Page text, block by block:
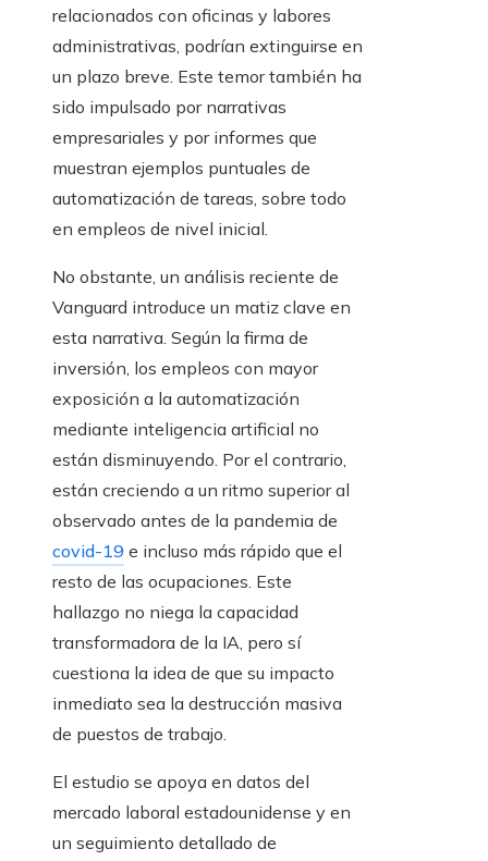
relacionados con oficinas y labores
administrativas, podrían extinguirse en
un plazo breve. Este temor también ha
sido impulsado por narrativas
empresariales y por informes que
muestran ejemplos puntuales de
automatización de tareas, sobre todo
en empleos de nivel inicial.
No obstante, un análisis reciente de
Vanguard introduce un matiz clave en
esta narrativa. Según la firma de
inversión, los empleos con mayor
exposición a la automatización
mediante inteligencia artificial no
están disminuyendo. Por el contrario,
están creciendo a un ritmo superior al
observado antes de la pandemia de
covid-19 e incluso más rápido que el
resto de las ocupaciones. Este
hallazgo no niega la capacidad
transformadora de la IA, pero sí
cuestiona la idea de que su impacto
inmediato sea la destrucción masiva
de puestos de trabajo.
El estudio se apoya en datos del
mercado laboral estadounidense y en
un seguimiento detallado de